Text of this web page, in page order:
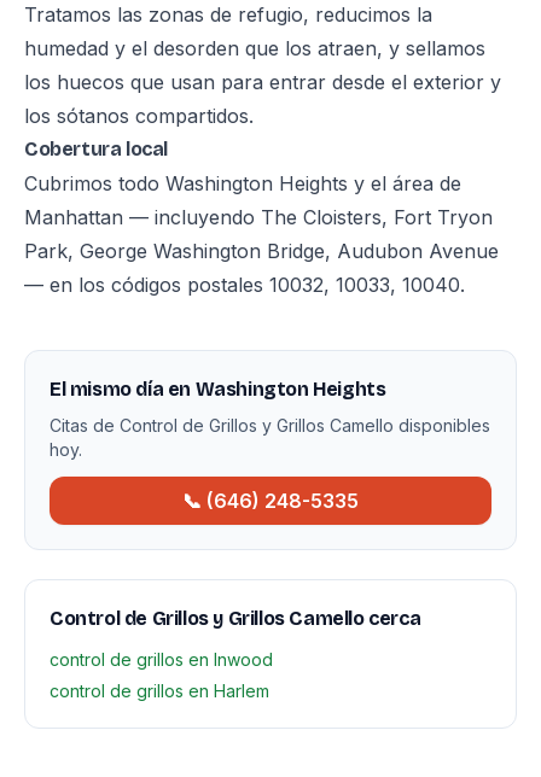
Tratamos las zonas de refugio, reducimos la
humedad y el desorden que los atraen, y sellamos
los huecos que usan para entrar desde el exterior y
los sótanos compartidos.
Cobertura local
Cubrimos todo Washington Heights y el área de
Manhattan — incluyendo The Cloisters, Fort Tryon
Park, George Washington Bridge, Audubon Avenue
— en los códigos postales 10032, 10033, 10040.
El mismo día en Washington Heights
Citas de Control de Grillos y Grillos Camello disponibles
hoy.
📞 (646) 248-5335
Control de Grillos y Grillos Camello cerca
control de grillos en Inwood
control de grillos en Harlem